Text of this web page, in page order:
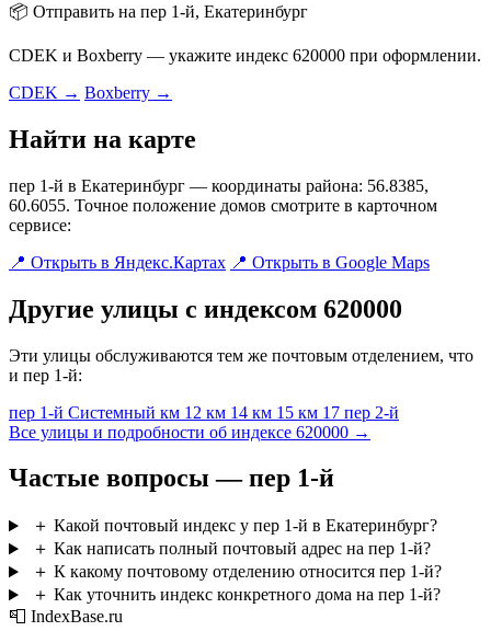
📦 Отправить на пер 1-й, Екатеринбург
CDEK и Boxberry — укажите индекс 620000 при оформлении.
CDEK → Boxberry →
Найти на карте
пер 1-й в Екатеринбург — координаты района: 56.8385,
60.6055. Точное положение домов смотрите в карточном
сервисе:
📍 Открыть в Яндекс.Картах 📍 Открыть в Google Maps
Другие улицы с индексом 620000
Эти улицы обслуживаются тем же почтовым отделением, что
и пер 1-й:
пер 1-й Системный км 12 км 14 км 15 км 17 пер 2-й
Все улицы и подробности об индексе 620000 →
Частые вопросы — пер 1-й
＋ Какой почтовый индекс у пер 1-й в Екатеринбург?
＋ Как написать полный почтовый адрес на пер 1-й?
＋ К какому почтовому отделению относится пер 1-й?
＋ Как уточнить индекс конкретного дома на пер 1-й?
📮 IndexBase.ru